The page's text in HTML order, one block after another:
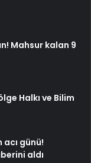
Mahsur kalan 9
Halkı ve Bilim
acı günü!
aldı